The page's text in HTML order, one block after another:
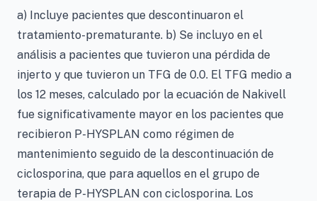
a) Incluye pacientes que descontinuaron el
tratamiento-prematurante. b) Se incluyo en el
análisis a pacientes que tuvieron una pérdida de
injerto y que tuvieron un TFG de 0.0. El TFG medio a
los 12 meses, calculado por la ecuación de Nakivell
fue significativamente mayor en los pacientes que
recibieron P-HYSPLAN como régimen de
mantenimiento seguido de la descontinuación de
ciclosporina, que para aquellos en el grupo de
terapia de P-HYSPLAN con ciclosporina. Los